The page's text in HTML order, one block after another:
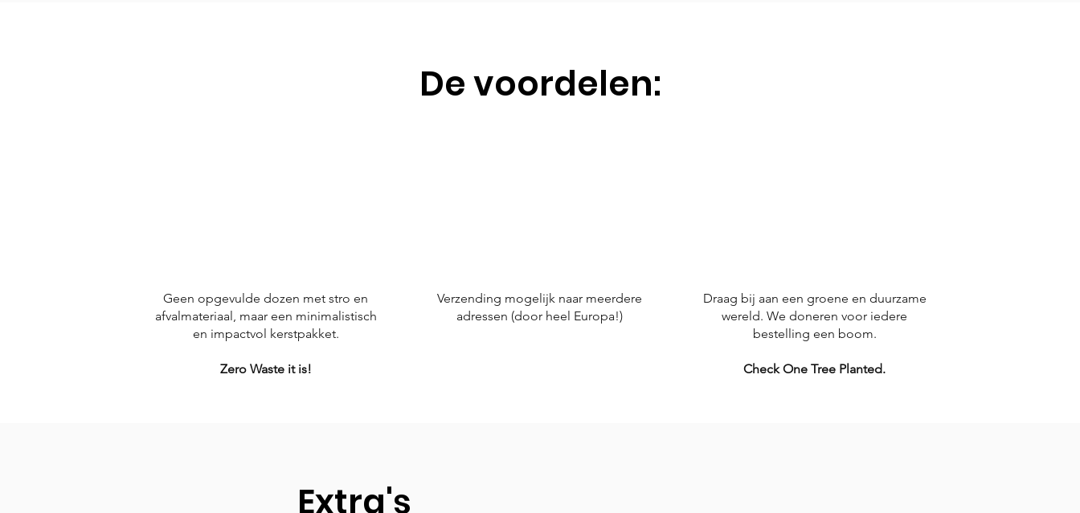
De voordelen:
Geen opgevulde dozen met stro en
afvalmateriaal, maar een minimalistisch
en impactvol kerstpakket.
Zero Waste it is!
Verzending mogelijk naar meerdere
adressen (door heel Europa!)
Draag bij aan een groene en duurzame
wereld. We doneren voor iedere
bestelling een boom.
Check One Tree Planted.
Extra's